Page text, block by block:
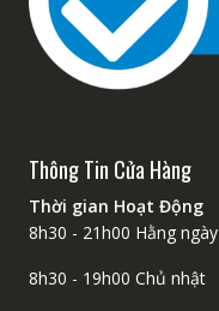
Thông Tin Cửa Hàng
Thời gian Hoạt Động
8h30 - 21h00 Hằng ngày
8h30 - 19h00 Chủ nhật